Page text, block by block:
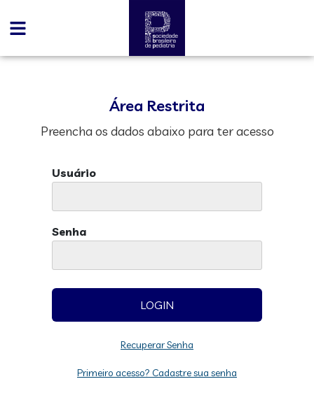
Área Restrita
Preencha os dados abaixo para ter acesso
Usuário
Senha
Recuperar Senha
Primeiro acesso? Cadastre sua senha